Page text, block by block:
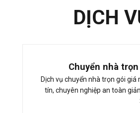
DỊCH
Chuyển nhà
Dịch vụ chuyển nhà trọn gói giá
tín, chuyên nghiệp an toàn